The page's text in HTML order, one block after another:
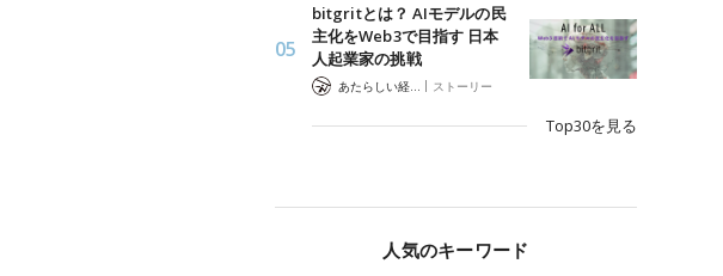
bitgritとは？ AIモデルの民
主化をWeb3で目指す 日本
人起業家の挑戦
| ストーリー
Top30を見る
人気のキーワード